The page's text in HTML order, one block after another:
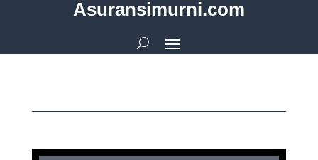
Asuransimurni.com